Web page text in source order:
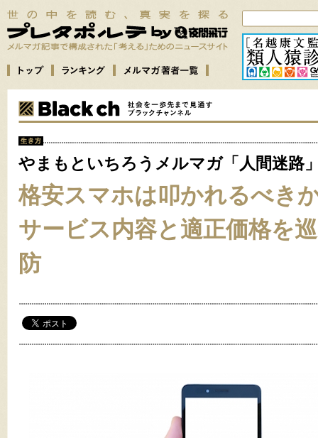
やまもといちろうメルマガ「人間迷路
格安スマホは叩かれるべ
サービス内容と適正価格を
防